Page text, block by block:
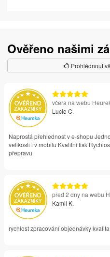
Ověřeno našimi
Prohlédnout
včera na webu
Lucie C.
Naprostá přehlednost v e-shopu
velikosti i v mobilu Kvalitní tisk
přepravu
před 2 dny na webu
Kamil K.
rychlost zpracování objednávky